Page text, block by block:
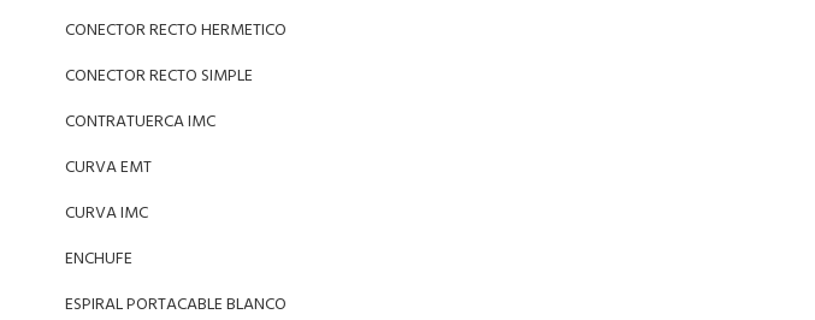
CONECTOR RECTO HERMETICO
CONECTOR RECTO SIMPLE
CONTRATUERCA IMC
CURVA EMT
CURVA IMC
ENCHUFE
ESPIRAL PORTACABLE BLANCO